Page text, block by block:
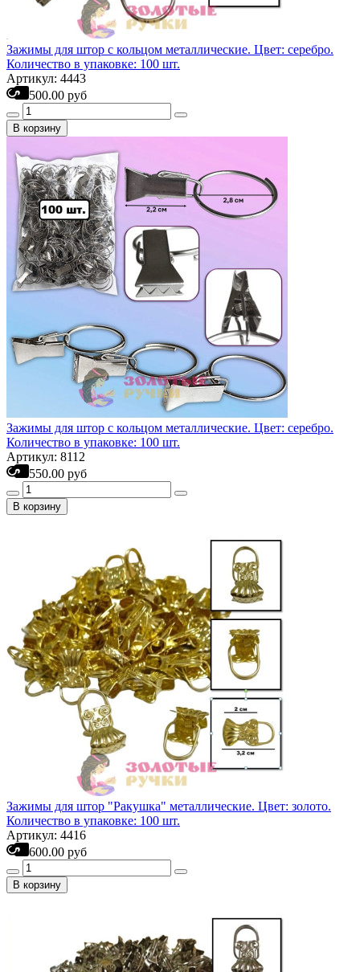
Зажимы для штор с кольцом металлические. Цвет: серебро.
Количество в упаковке: 100 шт.
Артикул: 4443
500.00 руб
В корзину
Зажимы для штор с кольцом металлические. Цвет: серебро.
Количество в упаковке: 100 шт.
Артикул: 8112
550.00 руб
В корзину
Зажимы для штор "Ракушка" металлические. Цвет: золото.
Количество в упаковке: 100 шт.
Артикул: 4416
600.00 руб
В корзину